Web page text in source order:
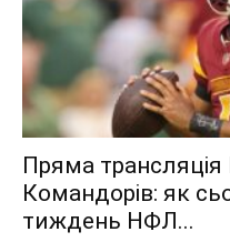
Пряма
Командорів: як
тиждень НФЛ...